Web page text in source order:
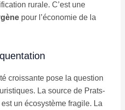
rurale. C’est une
pour l’économie de la
croissante pose la question
La source de Prats-
un écosystème fragile. La